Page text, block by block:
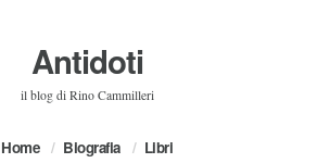
Antidoti
il blog di Rino Cammilleri
Home Biografia Libri